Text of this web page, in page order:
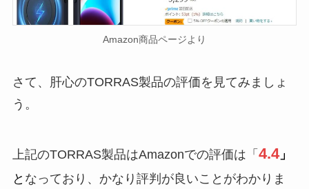
Amazon商品ページより
さて、肝心のTORRAS製品の評価を見てみましょ
う。
上記のTORRAS製品はAmazonでの評価は「 4.4」
と なっており、かなり評判が良いことがわかりま